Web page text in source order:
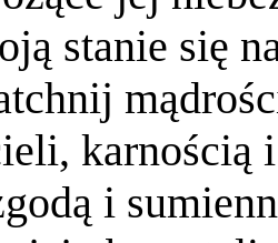
stanie się
karnością
i